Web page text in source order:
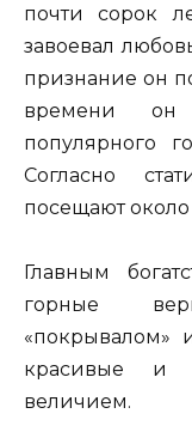
почти сорок
завоевал
признание он
времени он
популярного
Согласно
посещают
Главным
горные
«покрывалом»
красивые и
величием.